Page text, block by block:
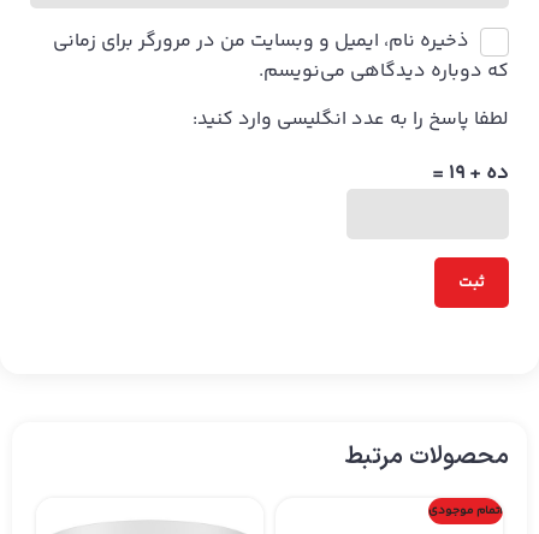
ذخیره نام، ایمیل و وبسایت من در مرورگر برای زمانی
که دوباره دیدگاهی می‌نویسم.
لطفا پاسخ را به عدد انگلیسی وارد کنید:
ده + 19 =
محصولات مرتبط
اتمام موجودی